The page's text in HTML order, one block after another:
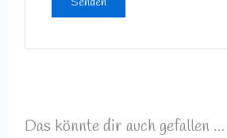
Das könnte dir auch gefallen …